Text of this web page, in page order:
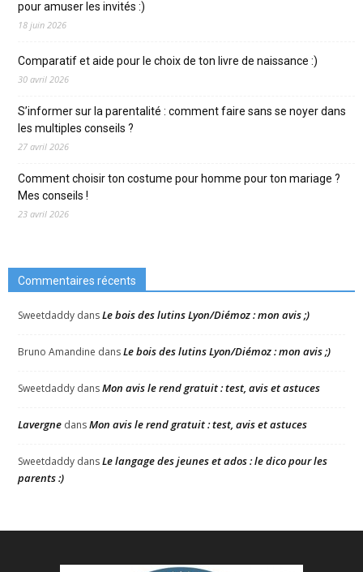
pour amuser les invités :)
18 juin 2026
Comparatif et aide pour le choix de ton livre de naissance :)
30 avril 2026
S’informer sur la parentalité : comment faire sans se noyer dans
les multiples conseils ?
27 avril 2026
Comment choisir ton costume pour homme pour ton mariage ?
Mes conseils !
23 avril 2026
Commentaires récents
Sweetdaddy dansLe bois des lutins Lyon/Diémoz : mon avis ;)
Bruno Amandine dansLe bois des lutins Lyon/Diémoz : mon avis ;)
Sweetdaddy dansMon avis le rend gratuit : test, avis et astuces
Lavergne dansMon avis le rend gratuit : test, avis et astuces
Sweetdaddy dansLe langage des jeunes et ados : le dico pour les
parents :)